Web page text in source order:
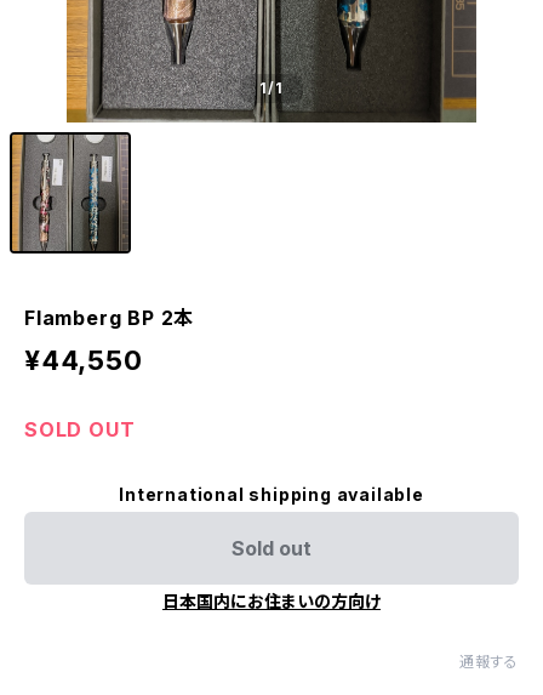
1/1
Flamberg BP 2本
¥44,550
SOLD OUT
International shipping available
Sold out
日本国内にお住まいの方向け
通報する